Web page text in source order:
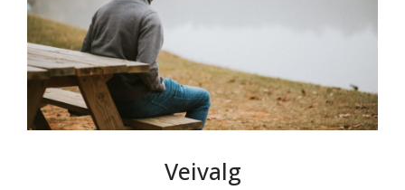
Veivalg